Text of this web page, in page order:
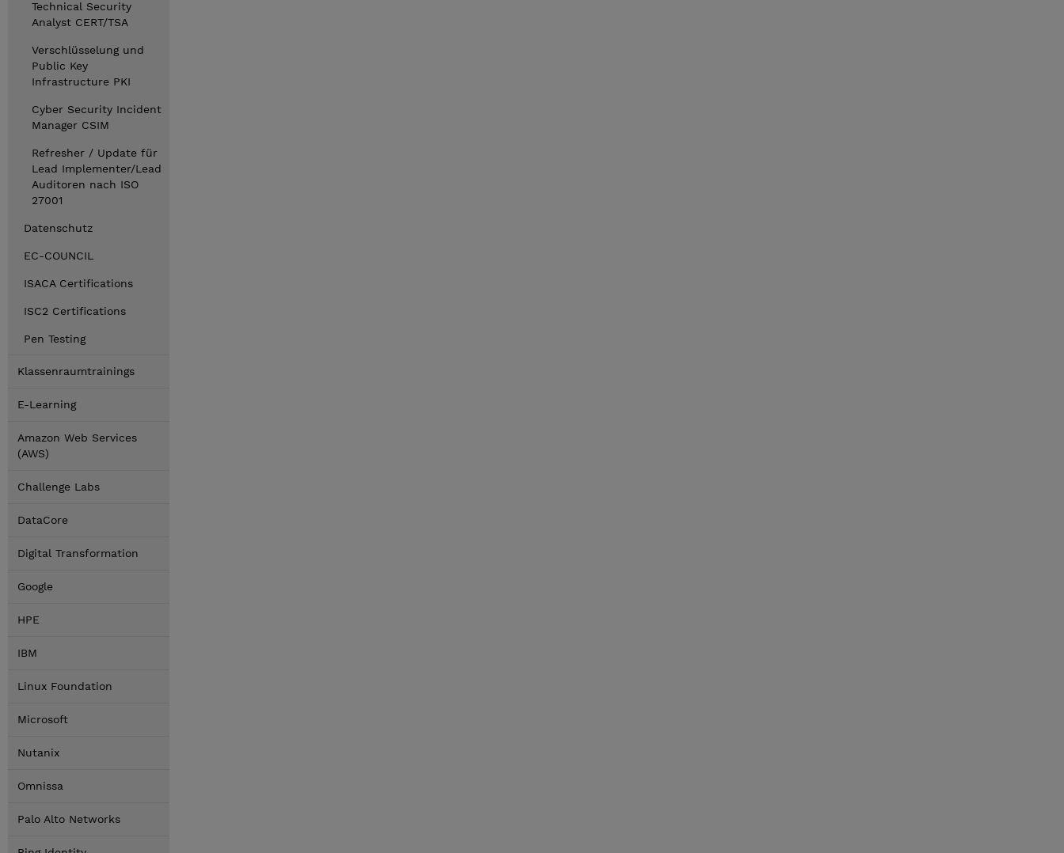
Technical Security
Analyst CERT/TSA
Verschlüsselung und
Public Key
Infrastructure PKI
Cyber Security Incident
Manager CSIM
Refresher / Update für
Lead Implementer/Lead
Auditoren nach ISO
27001
Datenschutz
EC-COUNCIL
ISACA Certifications
ISC2 Certifications
Pen Testing
Klassenraumtrainings
E-Learning
Amazon Web Services
(AWS)
Challenge Labs
DataCore
Digital Transformation
Google
HPE
IBM
Linux Foundation
Microsoft
Nutanix
Omnissa
Palo Alto Networks